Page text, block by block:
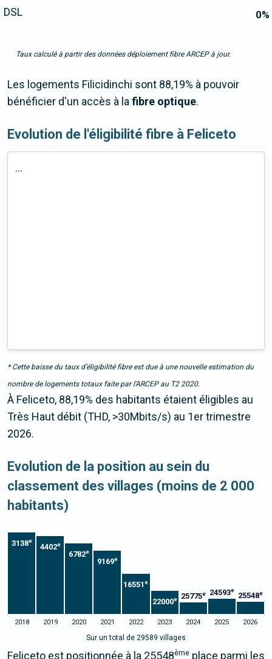
0%
DSL
Taux calculé à partir des données déploiement fibre ARCEP à jour.
Les logements Filicidinchi sont 88,19% à pouvoir
bénéficier d'un accès à lafibre optique.
Evolution de l'éligibilité fibre à Feliceto
...
* Cette baisse du taux d’éligibilité fibre est due à une nouvelle estimation du
nombre de logements totaux faite par l’ARCEP au T2 2020.
À Feliceto, 88,19% des habitants étaient éligibles au
Très Haut débit (THD, >30Mbits/s) au 1er trimestre
2026.
Evolution de la position au sein du
classement des villages (moins de 2 000
habitants)
3138e
4402e
6782e
9169e
16551e
22000e 25775e 24593e
25548e
2018 2019 2020 2021 2022 2023 2024 2025 2026
Sur un total de 29589 villages
Feliceto est positionnée à la 25548ème place parmi les